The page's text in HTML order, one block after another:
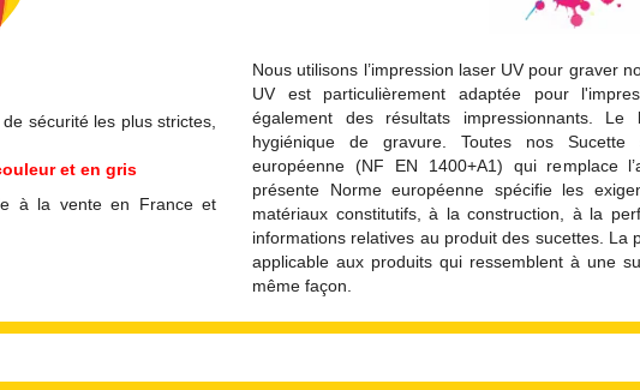
sécurité les plus strictes,
et en gris
à la vente en France et
Nous utilisons l’impression laser UV pour graver
UV est particulièrement adaptée pour
également des résultats impressionnants.
hygiénique de gravure. Toutes nos
européenne (NF EN 1400+A1) qui remplace
présente Norme européenne spécifie les
matériaux constitutifs, à la construction, à la
informations relatives au produit des sucettes. La
applicable aux produits qui ressemblent à une
même façon.